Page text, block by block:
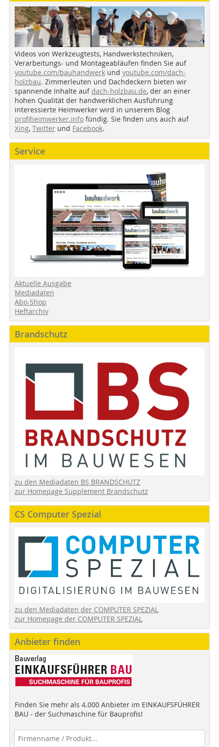
Videos von Werkzeugtests, Handwerkstechniken,
Verarbeitungs- und Montageabläufen finden Sie auf
youtube.com/bauhandwerk und youtube.com/dach-
holzbau. Zimmerleuten und Dachdeckern bieten wir
spannende Inhalte auf dach-holzbau.de, der an einer
hohen Qualität der handwerklichen Ausführung
interessierte Heimwerker wird in unserem Blog
profiheimwerker.info fündig. Sie finden uns auch auf
Xing, Twitter und Facebook.
Service
Aktuelle Ausgabe
Mediadaten
Abo-Shop
Heftarchiv
Brandschutz
zu den Mediadaten BS BRANDSCHUTZ
zur Homepage Supplement Brandschutz
CS Computer Spezial
zu den Mediadaten der COMPUTER SPEZIAL
zur Homepage der COMPUTER SPEZIAL
Anbieter finden
Finden Sie mehr als 4.000 Anbieter im EINKAUFSFÜHRER
BAU - der Suchmaschine für Bauprofis!